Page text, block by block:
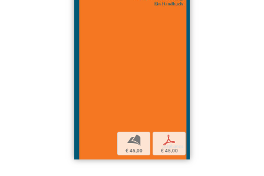
b
€ 45,00
p
€ 45,00